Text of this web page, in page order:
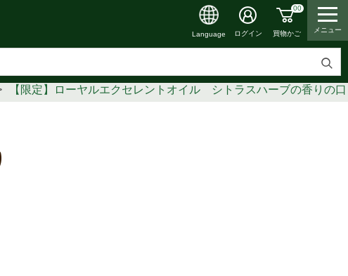
検
索
Language ログイン
00
買物かご メニュー
【限定】ローヤルエクセレントオイル シトラスハーブの香りの